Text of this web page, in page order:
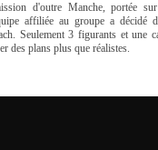
d'outre Manche, portée
affiliée au groupe a décidé
Seulement 3 figurants et une
des plans plus que réalistes.